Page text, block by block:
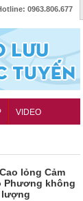
0963.806.677
VIDEO
lỏng Cảm
Phương không
lượng